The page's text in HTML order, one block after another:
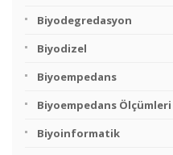
Biyodegredasyon
Biyodizel
Biyoempedans
Biyoempedans Ölçümleri
Biyoinformatik